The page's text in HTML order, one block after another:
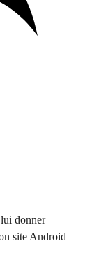
donner
site Android